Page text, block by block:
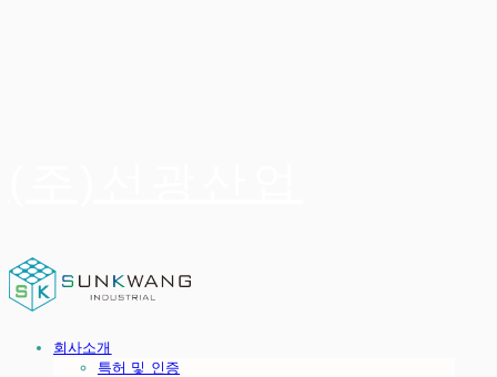
회사소개
특허 및 인증